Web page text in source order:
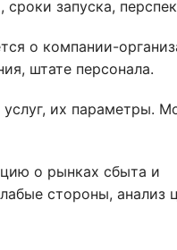
запуска,
о компании-
штате персонала.
их параметры.
о рынках сбыта и
стороны, анализ